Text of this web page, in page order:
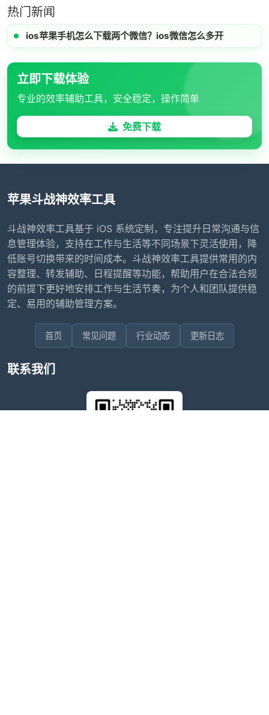
热门新闻
ios苹果手机怎么下载两个微信？ios微信怎么多开
立即下载体验
专业的效率辅助工具，安全稳定，操作简单
免费下载
苹果斗战神效率工具
斗战神效率工具基于 iOS 系统定制，专注提升日常沟通与信
息管理体验，支持在工作与生活等不同场景下灵活使用，降
低账号切换带来的时间成本。斗战神效率工具提供常用的内
容整理、转发辅助、日程提醒等功能，帮助用户在合法合规
的前提下更好地安排工作与生活节奏，为个人和团队提供稳
定、易用的辅助管理方案。
首页 常见问题 行业动态 更新日志
联系我们